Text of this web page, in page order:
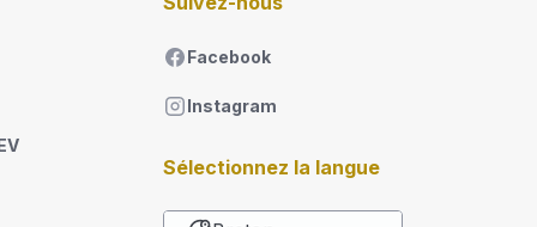
Facebook
Instagram
Sélectionnez la langue